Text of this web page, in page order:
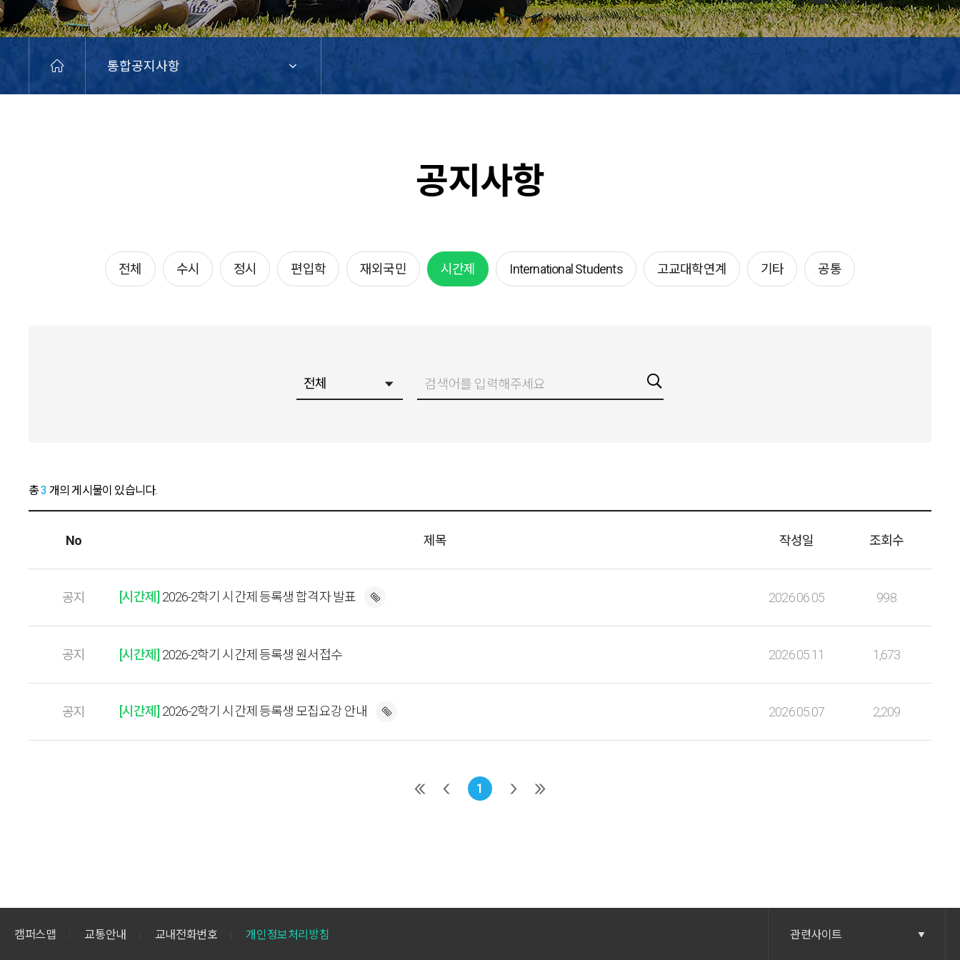
통합공지사항
공지사항
전체 수시 정시 편입학 재외국민 시간제 International Students 고교대학연계 기타 공통
총3 개의 게시물이 있습니다.
No 제목 작성일 조회수
공지 [시간제] 2026-2학기 시간제 등록생 합격자 발표 2026.06.05 998
공지 [시간제] 2026-2학기 시간제 등록생 원서접수 2026.05.11 1,673
공지 [시간제] 2026-2학기 시간제 등록생 모집요강 안내 2026.05.07 2,209
1
캠퍼스맵 교통안내 교내전화번호 개인정보처리방침 관련사이트